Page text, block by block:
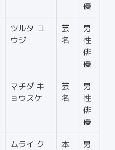
優
ツルタ コ
ウジ
芸
名
男
性
俳
優
マチダ キ
ョウスケ
芸
名
男
性
俳
優
ムライ ク
本
男